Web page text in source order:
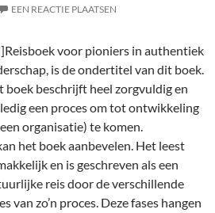
EEN REACTIE PLAATSEN
Reisboek voor pioniers in authentiek
is de ondertitel van dit boek.
boek beschrijft heel zorgvuldig en
een proces om tot ontwikkeling
organisatie) te komen.
het boek aanbevelen. Het leest
en is geschreven als een
reis door de verschillende
van zo’n proces. Deze fases hangen